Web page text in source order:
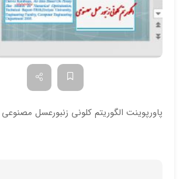
پاورپوینت الگوریتم کلونی زنبورعسل مصنوعی 40 اسلاید